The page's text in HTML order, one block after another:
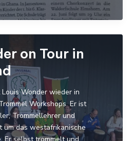
on Tour in
Wonder wieder in
Workshops. Er ist
Trommellehrer und
um das westafrikanische